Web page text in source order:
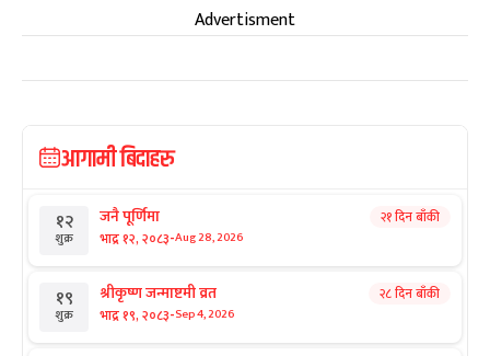
Advertisment
आगामी बिदाहरु
१२
शुक्र
जनै पूर्णिमा
भाद्र १२, २०८३-Aug 28, 2026
२१ दिन बाँकी
१९
शुक्र
श्रीकृष्ण जन्माष्टमी व्रत
भाद्र १९, २०८३-Sep 4, 2026
२८ दिन बाँकी